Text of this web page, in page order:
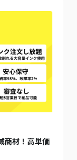
商材！高単価